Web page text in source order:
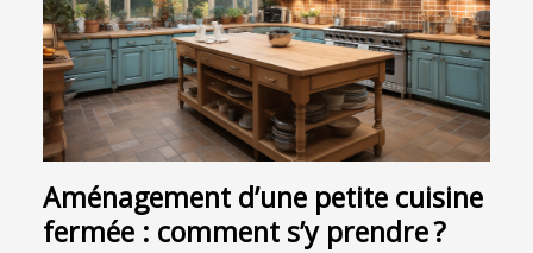
Aménagement d’une petite cuisine
fermée : comment s’y prendre ?